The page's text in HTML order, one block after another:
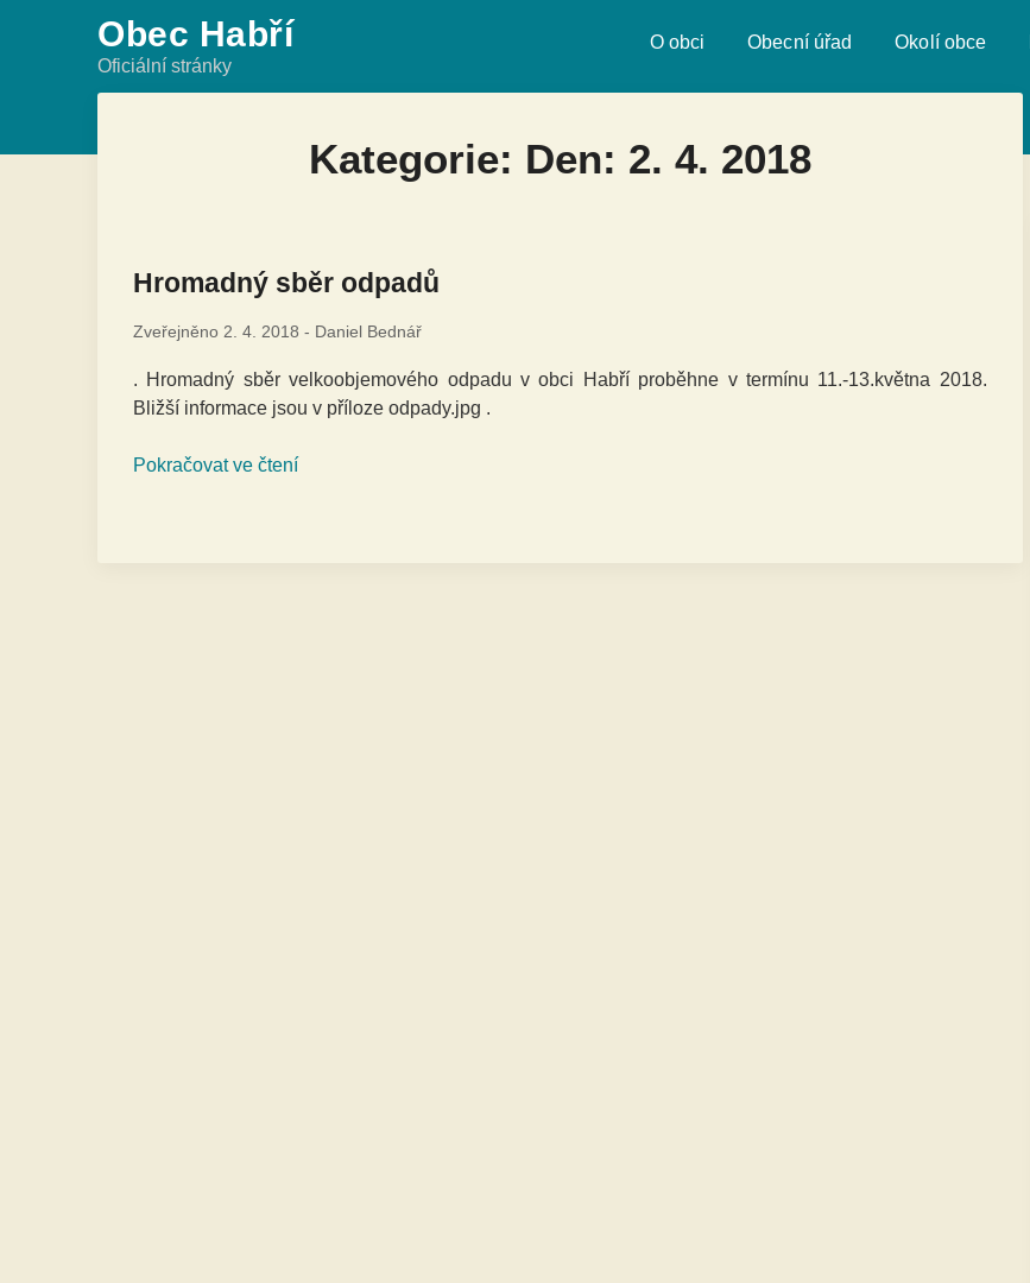
Obec Habří
Oficiální stránky
O obci Obecní úřad Okolí obce
Kategorie: Den: 2. 4. 2018
Hromadný sběr odpadů
Zveřejněno 2. 4. 2018 - Daniel Bednář
. Hromadný sběr velkoobjemového odpadu v obci Habří proběhne v termínu 11.-13.května 2018.
Bližší informace jsou v příloze odpady.jpg .
Pokračovat ve čtení